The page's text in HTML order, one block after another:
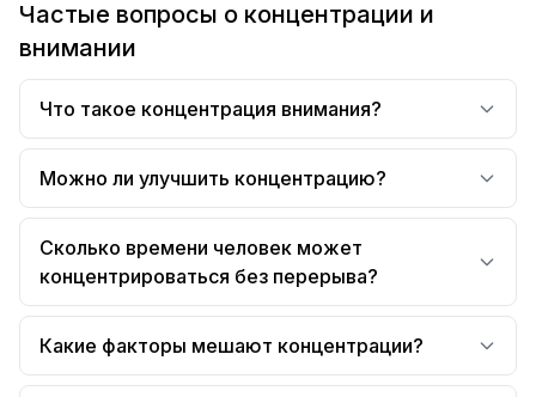
Частые вопросы о концентрации и
внимании
Что такое концентрация внимания?
Можно ли улучшить концентрацию?
Сколько времени человек может
концентрироваться без перерыва?
Какие факторы мешают концентрации?